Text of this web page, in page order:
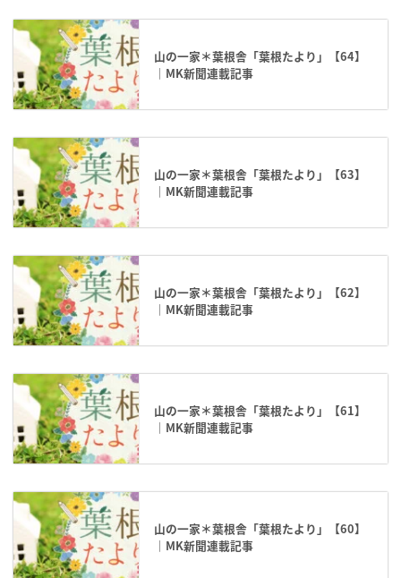
山の一家＊葉根舎「葉根たより」【64】
｜MK新聞連載記事
山の一家＊葉根舎「葉根たより」【63】
｜MK新聞連載記事
山の一家＊葉根舎「葉根たより」【62】
｜MK新聞連載記事
山の一家＊葉根舎「葉根たより」【61】
｜MK新聞連載記事
山の一家＊葉根舎「葉根たより」【60】
｜MK新聞連載記事